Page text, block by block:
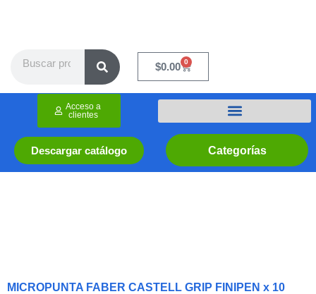
$0.00 0
Cart
Categorías
Descargar catálogo
Acceso a
clientes
MICROPUNTA FABER CASTELL GRIP FINIPEN x 10